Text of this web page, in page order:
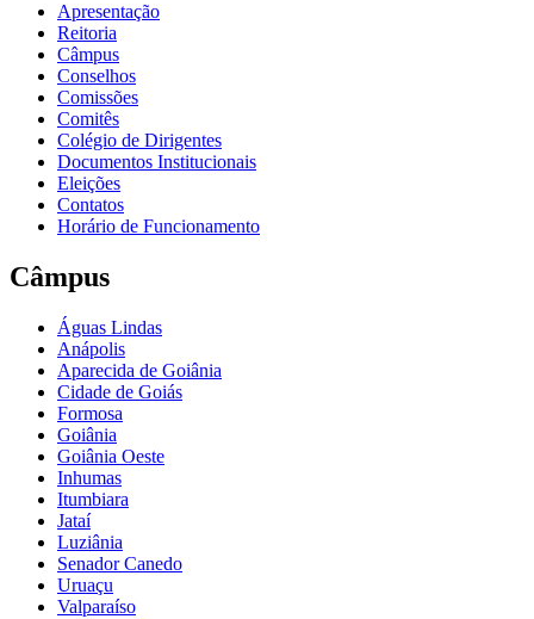
Apresentação
Reitoria
Câmpus
Conselhos
Comissões
Comitês
Colégio de Dirigentes
Documentos Institucionais
Eleições
Contatos
Horário de Funcionamento
Câmpus
Águas Lindas
Anápolis
Aparecida de Goiânia
Cidade de Goiás
Formosa
Goiânia
Goiânia Oeste
Inhumas
Itumbiara
Jataí
Luziânia
Senador Canedo
Uruaçu
Valparaíso